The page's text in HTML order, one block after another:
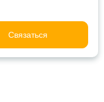
Связаться